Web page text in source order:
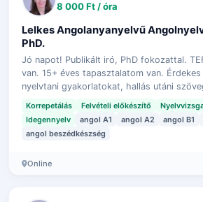
8 000 Ft / óra
Lelkes Angolanyanyelvű
PhD.
Jó napot! Publikált iró, PhD fokozattal.
van. 15+ éves tapasztalatom van.
nyelvtani gyakorlatokat, hallás utáni
gyakorlatokat, szókincsépítő ját…
Korrepetálás Felvételi előkészítő
Idegennyelv
angol A1 angol A2 angol B1
angol beszédkészség
Online